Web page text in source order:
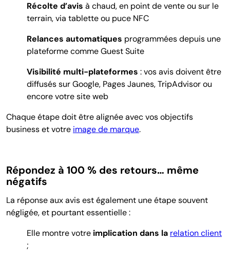
Récolte d’avis à chaud,en point de vente ou sur le
terrain, via tablette ou puce NFC
Relances automatiques programmées depuis une
plateforme comme Guest Suite
Visibilité multi-plateformes : vos avis doivent être
diffusés sur Google, Pages Jaunes, TripAdvisor ou
encore votre site web
Chaque étape doit être alignée avec vos objectifs
business et votre image de marque.
Répondez à 100 % des retours… même
négatifs
La réponse aux avis est également une étape souvent
négligée, et pourtant essentielle :
Elle montre votre implication dans la relation client
;